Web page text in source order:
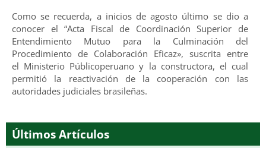
Como se recuerda, a inicios de agosto último se dio a
conocer el “Acta Fiscal de Coordinación Superior de
Entendimiento Mutuo para la Culminación del
Procedimiento de Colaboración Eficaz», suscrita entre
el Ministerio Públicoperuano y la constructora, el cual
permitió la reactivación de la cooperación con las
autoridades judiciales brasileñas.
Últimos Artículos